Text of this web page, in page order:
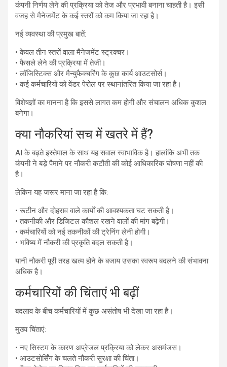
कंपनी निर्णय लेने की प्रक्रिया को तेज और प्रभावी बनाना चाहती है। इसी
वजह से मैनेजमेंट के कई स्तरों को कम किया जा रहा है।
नई व्यवस्था की प्रमुख बातें:
• केवल तीन स्तरों वाला मैनेजमेंट स्ट्रक्चर।
• फैसले लेने की प्रक्रिया में तेजी।
• लॉजिस्टिक्स और मैन्युफैक्चरिंग के कुछ कार्य आउटसोर्स।
• कई कर्मचारियों को वेंडर पेरोल पर स्थानांतरित किया जा रहा है।
विशेषज्ञों का मानना है कि इससे लागत कम होगी और संचालन अधिक कुशल
बनेगा।
क्या नौकरियां सच में खतरे में हैं?
AI के बढ़ते इस्तेमाल के साथ यह सवाल स्वाभाविक है। हालांकि अभी तक
कंपनी ने बड़े पैमाने पर नौकरी कटौती की कोई आधिकारिक घोषणा नहीं की
है।
लेकिन यह जरूर माना जा रहा है कि:
• रूटीन और दोहराव वाले कार्यों की आवश्यकता घट सकती है।
• तकनीकी और डिजिटल कौशल रखने वालों की मांग बढ़ेगी।
• कर्मचारियों को नई तकनीकों की ट्रेनिंग लेनी होगी।
• भविष्य में नौकरी की प्रकृति बदल सकती है।
यानी नौकरी पूरी तरह खत्म होने के बजाय उसका स्वरूप बदलने की संभावना
अधिक है।
कर्मचारियों की चिंताएं भी बढ़ीं
बदलाव के बीच कर्मचारियों में कुछ असंतोष भी देखा जा रहा है।
मुख्य चिंताएं:
• नए सिस्टम के कारण अप्रेजल प्रक्रिया को लेकर असमंजस।
• आउटसोर्सिंग के चलते नौकरी सुरक्षा की चिंता।